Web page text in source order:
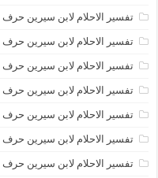
تفسير الاحلام لابن سيرين
تفسير الاحلام لابن سيرين
تفسير الاحلام لابن سيرين حرف
تفسير الاحلام لابن سيرين حرف
تفسير الاحلام لابن سيرين حرف
تفسير الاحلام لابن سيرين حرف
تفسير الاحلام لابن سيرين حرف